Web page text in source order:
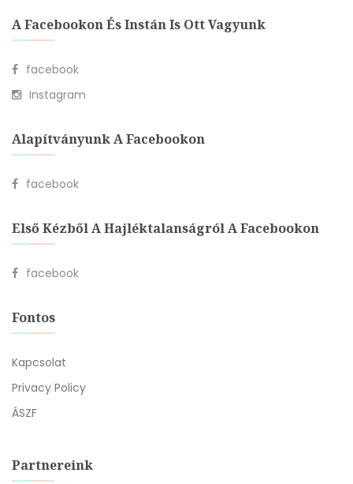
A Facebookon És Instán Is Ott Vagyunk
facebook
Instagram
Alapítványunk A Facebookon
facebook
Első Kézből A Hajléktalanságról A Facebookon
facebook
Fontos
Kapcsolat
Privacy Policy
ÁSZF
Partnereink